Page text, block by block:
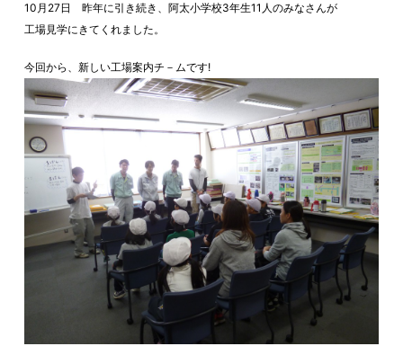
10月27日 昨年に引き続き、阿太小学校3年生11人のみなさんが
工場見学にきてくれました。
今回から、新しい工場案内チ－ムです!